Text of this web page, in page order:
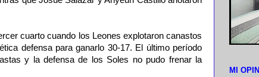
cuarto cuando los Leones explotaron canastos
defensa para ganarlo 30-17. El último período
y la defensa de los Soles no pudo frenar la
MI